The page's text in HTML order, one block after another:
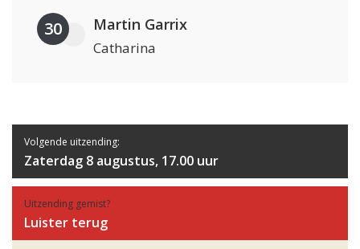
30 Martin Garrix
Catharina
Volgende uitzending:
Zaterdag 8 augustus, 17.00 uur
Uitzending gemist?
Luister terug